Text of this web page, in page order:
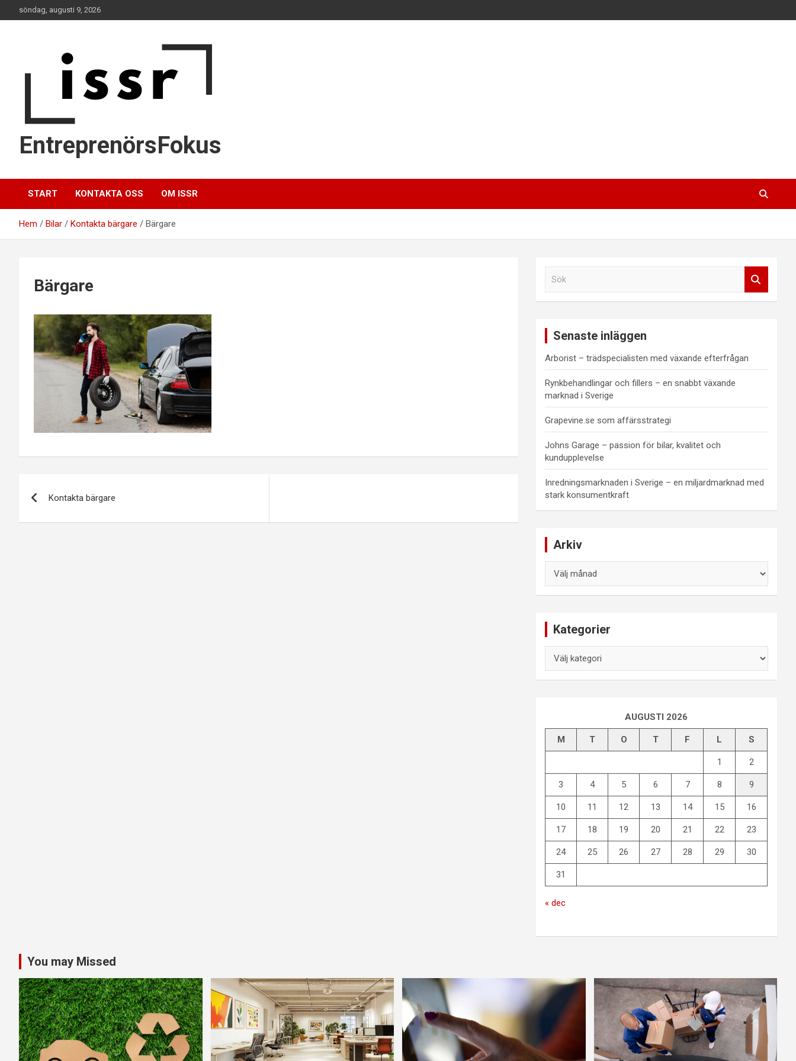
Hoppa
till
söndag, augusti 9, 2026
EntreprenörsFokus
START KONTAKTA OSS OM ISSR
Hem Bilar Kontakta bärgare Bärgare
Bärgare
Kontakta bärgare
Senaste inläggen
Arborist – trädspecialisten med växande efterfrågan
Rynkbehandlingar och fillers – en snabbt växande
marknad i Sverige
Grapevine.se som affärsstrategi
Johns Garage – passion för bilar, kvalitet och
kundupplevelse
Inredningsmarknaden i Sverige – en miljardmarknad med
stark konsumentkraft
Arkiv
Kategorier
AUGUSTI 2026
M T O T F L S
1 2
3 4 5 6 7 8 9
10 11 12 13 14 15 16
17 18 19 20 21 22 23
24 25 26 27 28 29 30
31
« dec
You may Missed